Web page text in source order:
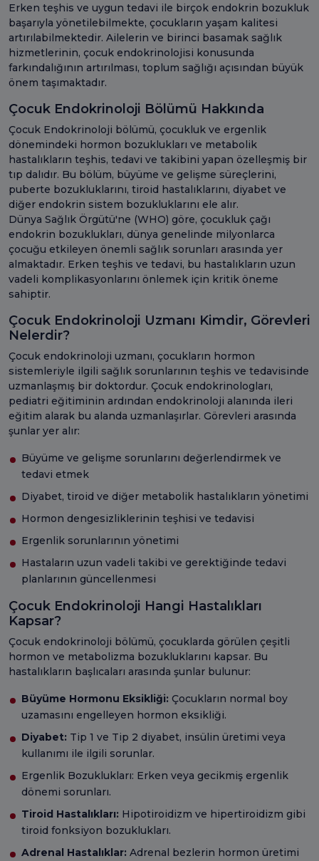
Erken teşhis ve uygun tedavi ile birçok endokrin bozukluk
başarıyla yönetilebilmekte, çocukların yaşam kalitesi
artırılabilmektedir. Ailelerin ve birinci basamak sağlık
hizmetlerinin, çocuk endokrinolojisi konusunda
farkındalığının artırılması, toplum sağlığı açısından büyük
önem taşımaktadır.
Çocuk Endokrinoloji Bölümü Hakkında
Çocuk Endokrinoloji bölümü, çocukluk ve ergenlik
dönemindeki hormon bozuklukları ve metabolik
hastalıkların teşhis, tedavi ve takibini yapan özelleşmiş bir
tıp dalıdır. Bu bölüm, büyüme ve gelişme süreçlerini,
puberte bozukluklarını, tiroid hastalıklarını, diyabet ve
diğer endokrin sistem bozukluklarını ele alır.
Dünya Sağlık Örgütü'ne (WHO) göre, çocukluk çağı
endokrin bozuklukları, dünya genelinde milyonlarca
çocuğu etkileyen önemli sağlık sorunları arasında yer
almaktadır. Erken teşhis ve tedavi, bu hastalıkların uzun
vadeli komplikasyonlarını önlemek için kritik öneme
sahiptir.
Çocuk Endokrinoloji Uzmanı Kimdir, Görevleri
Nelerdir?
Çocuk endokrinoloji uzmanı, çocukların hormon
sistemleriyle ilgili sağlık sorunlarının teşhis ve tedavisinde
uzmanlaşmış bir doktordur. Çocuk endokrinologları,
pediatri eğitiminin ardından endokrinoloji alanında ileri
eğitim alarak bu alanda uzmanlaşırlar. Görevleri arasında
şunlar yer alır:
Büyüme ve gelişme sorunlarını değerlendirmek ve
tedavi etmek
Diyabet, tiroid ve diğer metabolik hastalıkların yönetimi
Hormon dengesizliklerinin teşhisi ve tedavisi
Ergenlik sorunlarının yönetimi
Hastaların uzun vadeli takibi ve gerektiğinde tedavi
planlarının güncellenmesi
Çocuk Endokrinoloji Hangi Hastalıkları
Kapsar?
Çocuk endokrinoloji bölümü, çocuklarda görülen çeşitli
hormon ve metabolizma bozukluklarını kapsar. Bu
hastalıkların başlıcaları arasında şunlar bulunur:
Büyüme Hormonu Eksikliği: Çocukların normal boy
uzamasını engelleyen hormon eksikliği.
Diyabet: Tip 1 ve Tip 2 diyabet, insülin üretimi veya
kullanımı ile ilgili sorunlar.
Ergenlik Bozuklukları: Erken veya gecikmiş ergenlik
dönemi sorunları.
Tiroid Hastalıkları: Hipotiroidizm ve hipertiroidizm gibi
tiroid fonksiyon bozuklukları.
Adrenal Hastalıklar: Adrenal bezlerin hormon üretimi